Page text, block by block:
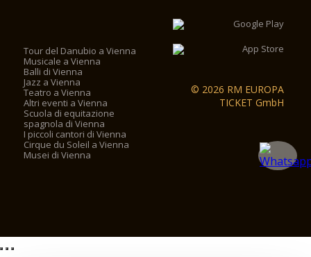
Tour del Danubio a Vienna
Musicale a Vienna
Balli di Vienna
Jazz a Vienna
Teatro a Vienna
Altri eventi a Vienna
Scuola di equitazione
spagnola di Vienna
I piccoli cantori di Vienna
Cirque du Soleil a Vienna
Musei di Vienna
© 2026 RM EUROPA
TICKET GmbH